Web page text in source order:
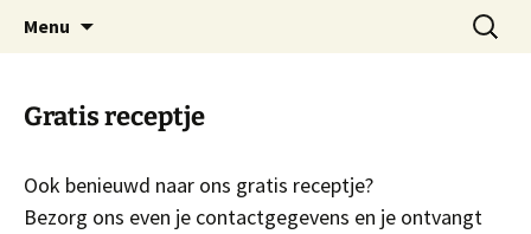
Adosa
Praktijk voor natuurgeneeskunde
Menu
Zoeken
naar:
Gratis receptje
Ook benieuwd naar ons gratis receptje?
Bezorg ons even je contactgegevens en je ontvangt